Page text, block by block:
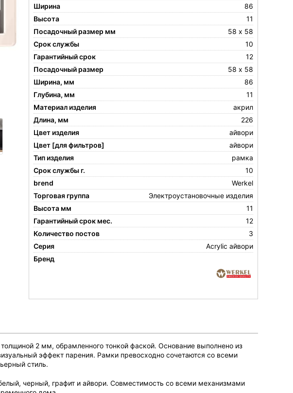
Ширина
86
Высота
11
Посадочный размер мм
58 х 58
Срок службы
10
Гарантийный срок
12
Посадочный размер
58 х 58
Ширина, мм
86
Глубина, мм
11
Материал изделия
акрил
Длина, мм
226
Цвет изделия
айвори
Цвет [для фильтров]
айвори
Тип изделия
рамка
Срок службы г.
10
brend
Werkel
Торговая группа
Электроустановочные изделия
Высота мм
11
Гарантийный срок мес.
12
Количество постов
3
Серия
Acrylic айвори
Бренд
2 мм, обрамленного тонкой фаской. Основание выполнено из
эффект парения. Рамки превосходно сочетаются со всеми
стиль.
черный, графит и айвори. Совместимость со всеми механизмами